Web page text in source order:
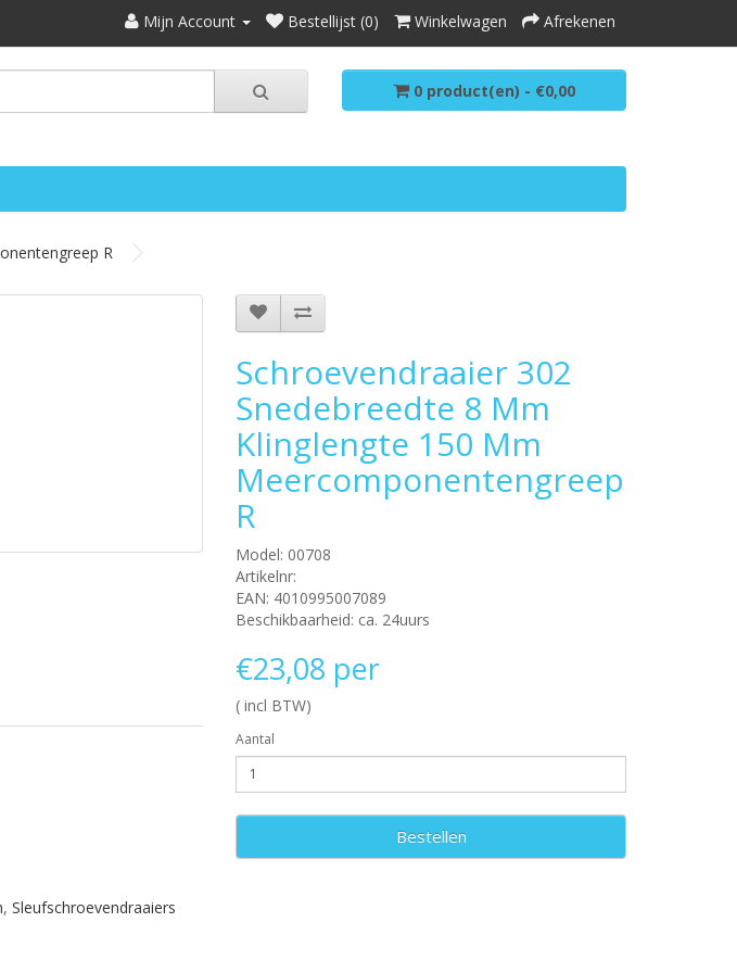
Mijn Account Bestellijst (0) Winkelwagen Afrekenen
0 product(en) - €0,00
R
Schroevendraaier 302
Snedebreedte 8 Mm
Klinglengte 150 Mm
Meercomponentengreep
R
Model: 00708
Artikelnr:
EAN: 4010995007089
Beschikbaarheid: ca. 24uurs
€23,08 per
( incl BTW)
Aantal
Bestellen
, Sleufschroevendraaiers